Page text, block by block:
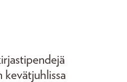
kevätjuhlissa